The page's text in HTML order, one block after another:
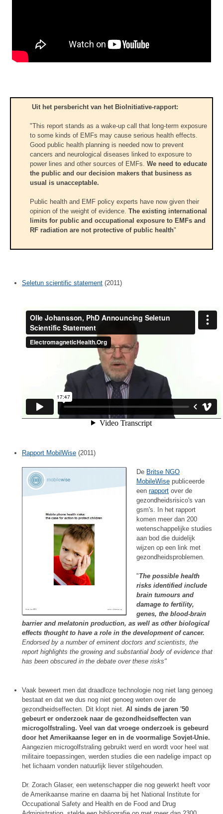
Uit het persbericht van het BioInitiative-rapport:
"This report stands as a wake-up call that long-term exposure
to some kinds of EMFs may cause serious health effects.
Good public health planning is needed now to prevent
cancers and neurological diseases linked to exposure to
power lines and other sources of EMFs. We need to educate
the public and our decision makers that business as
usual is unacceptable.
Public health and EMF policy experts have now given their
opinion of the weight of evidence. The existing international
limits for public and occupational exposure to EMFs and
RF radiation are not protective of public health"
Seletun scientific statement (2011)
Rapport MobilWise (2011)
De Britse NGO
MobileWise publiceerde
een rapport over de
gezondheidsrisico's van
gsm's. In het rapport
komen meer dan 200
wetenschappelijke studies
aan bod die duidelijk
wijzen op een link met
gezondheidsproblemen.
"The possible health
risks identified include
brain tumours and
damage to fertility,
genes, the blood-brain
barrier and melatonin production, as well as other biological
effects thought to have a role in the development of cancer.
Endorsed by a number of eminent doctors and scientists, the
report highlights the growing and substantial body of evidence that
has been obscured in the debate over these risks"
Vaak beweert men dat draadloze technologie nog niet lang genoeg
bestaat en dat we dus nog niet genoeg weten over de
gezondheidseffecten. Dit klopt niet. Al sinds de jaren '50
gebeurt er onderzoek naar de gezondheidseffecten van
microgolfstraling. Veel van dat vroege onderzoek is gebeurd
door het Amerikaanse leger en in de voormalige Sovjet-Unie.
Aangezien microgolfstraling gebruikt werd en wordt voor heel wat
militaire toepassingen, werden studies die een nadelige impact op
het lichaam vonden natuurlijk liever stilgehouden.
Dr. Zorach Glaser, een wetenschapper die nog gewerkt heeft voor
de Amerikaanse marine en daarna bij het National Institute for
Occupational Safety and Health en de Food and Drug